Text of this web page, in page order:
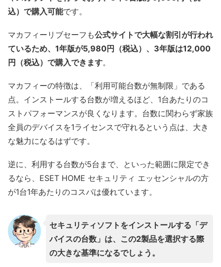
込）で購入可能です。
マカフィーリブセーフも公式サイトで大幅な割引が行われ
ているため、1年版が5,980円（税込）、3年版は12,000
円（税込）で購入できます。
マカフィーの特徴は、「利用可能台数が無制限」である
点。インストールする台数が増えるほど、1台あたりのコ
ストパフォーマンスが良くなります。台数に関わらず家族
全員のデバイスを1ライセンスで守れるという点は、大き
な魅力になるはずです。
逆に、利用する台数が5台まで、といった範囲に限定でき
るなら、ESET HOME セキュリティ エッセンシャルの方
が1台1年あたりのコスパは優れています。
セキュリティソフトをインストールする「デ
バイスの台数」は、この2製品を選択する際
の大きな基準になるでしょう。